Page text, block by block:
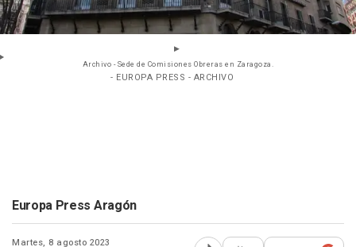
Archivo - Sede de Comisiones Obreras en Zaragoza.
- EUROPA PRESS - ARCHIVO
Europa Press Aragón
Martes, 8 agosto 2023